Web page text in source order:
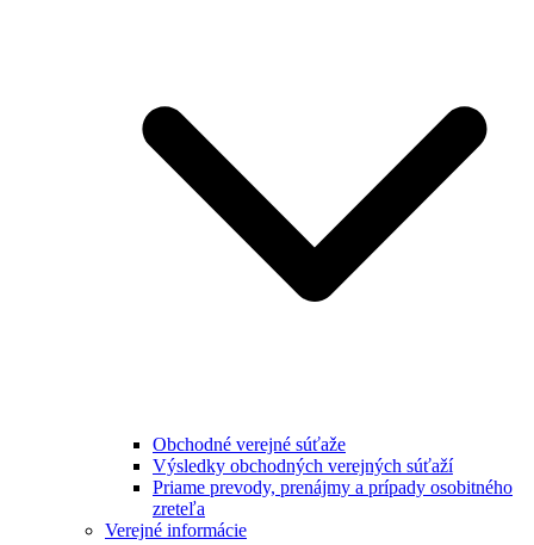
Obchodné verejné súťaže
Výsledky obchodných verejných súťaží
Priame prevody, prenájmy a prípady osobitného
zreteľa
Verejné informácie